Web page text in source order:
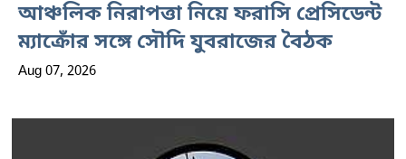
আঞ্চলিক নিরাপত্তা নিয়ে ফরাসি প্রেসিডেন্ট
ম্যাক্রোঁর সঙ্গে সৌদি যুবরাজের বৈঠক
Aug 07, 2026